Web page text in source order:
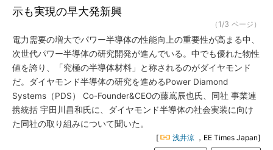
示も実現の早大発新興
（1/3 ページ）
電力需要の増大でパワー半導体の性能向上の重要性が高まる中、
次世代パワー半導体の研究開発が進んでいる。中でも優れた物性
値を誇り、「究極の半導体材料」と称されるのがダイヤモンド
だ。ダイヤモンド半導体の研究を進めるPower Diamond
Systems（PDS） Co-Founder&CEOの藤嶌辰也氏、同社 事業連
携統括 宇田川昌和氏に、ダイヤモンド半導体の社会実装に向け
た同社の取り組みについて聞いた。
[ 浅井涼 ，EE Times Japan]